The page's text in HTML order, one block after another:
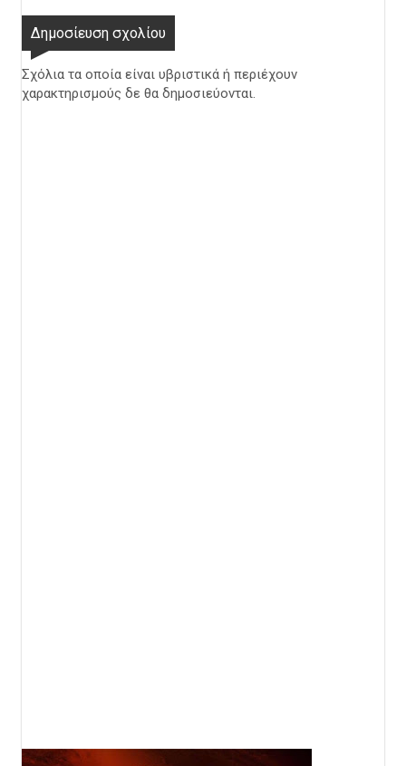
Δημοσίευση σχολίου
Σχόλια τα οποία είναι υβριστικά ή περιέχουν
χαρακτηρισμούς δε θα δημοσιεύονται.